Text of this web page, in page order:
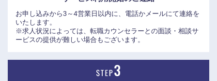
お申し込みから3～4営業日以内に、電話かメールにて連絡を
いたします。
※求人状況によっては、転職カウンセラーとの面談・相談サ
ービスの提供が難しい場合もございます。